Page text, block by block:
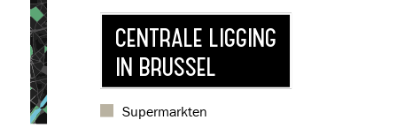
CENTRALE LIGGING
IN BRUSSEL
Supermarkten